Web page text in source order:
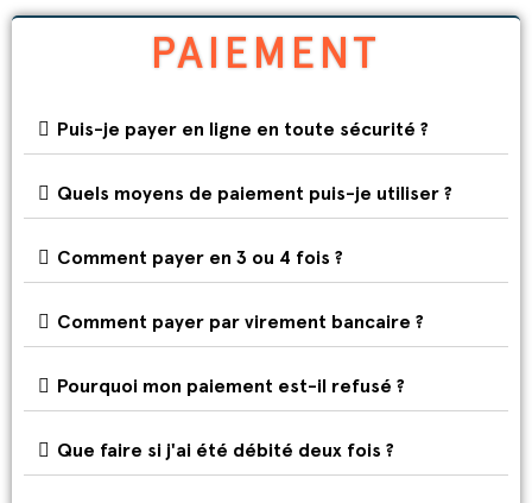
PAIEMENT
Puis-je payer en ligne en toute sécurité ?
Quels moyens de paiement puis-je utiliser ?
Comment payer en 3 ou 4 fois ?
Comment payer par virement bancaire ?
Pourquoi mon paiement est-il refusé ?
Que faire si j'ai été débité deux fois ?